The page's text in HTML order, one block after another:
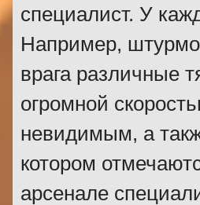
специалист. У
Например,
врага различные
огромной
невидимым, а
котором
арсенале